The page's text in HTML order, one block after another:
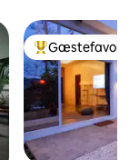
Bedste
Gæstefavorit